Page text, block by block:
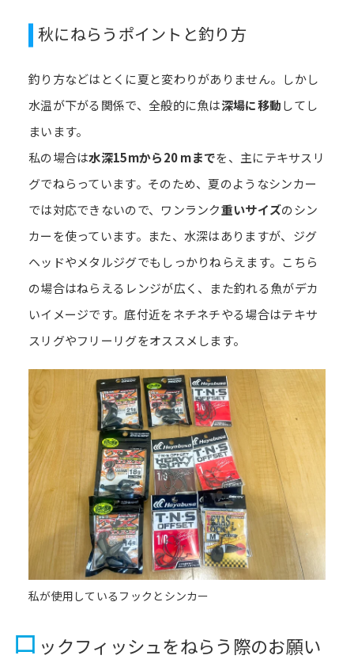
秋にねらうポイントと釣り方
釣り方などはとくに夏と変わりがありません。しかし
水温が下がる関係で、全般的に魚は深場に移動してし
まいます。
私の場合は水深15mから20 mまでを、主にテキサスリ
グでねらっています。そのため、夏のようなシンカー
では対応できないので、ワンランク重いサイズのシン
カーを使っています。また、水深はありますが、ジグ
ヘッドやメタルジグでもしっかりねらえます。こちら
の場合はねらえるレンジが広く、また釣れる魚がデカ
いイメージです。底付近をネチネチやる場合はテキサ
スリグやフリーリグをオススメします。
私が使用しているフックとシンカー
ロ ックフィッシュをねらう際のお願い